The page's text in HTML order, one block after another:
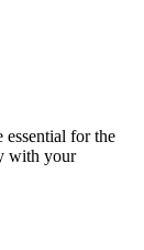
essential for the
with your